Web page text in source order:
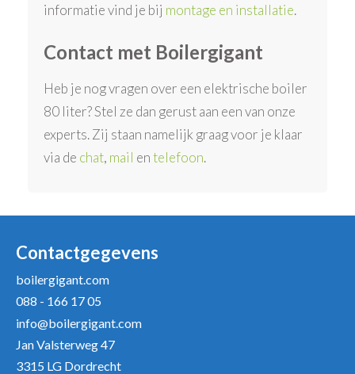
informatie vind je bij montage en installatie.
Contact met Boilergigant
Heb je nog vragen over een elektrische boiler
80 liter? Stel ze dan gerust aan een van onze
experts. Zij staan namelijk graag voor je klaar
via de chat, mail entelefoon.
Contactgegevens
boilergigant.com
088 - 166 17 05
info@boilergigant.com
Jan Valsterweg 47
3315 LG Dordrecht